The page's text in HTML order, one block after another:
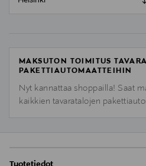
MAKSUTON TOIMITUS
PAKETTIAUTOMAATTEIHIN
Nyt kannattaa shoppailla! Saat
kaikkien tavaratalojen